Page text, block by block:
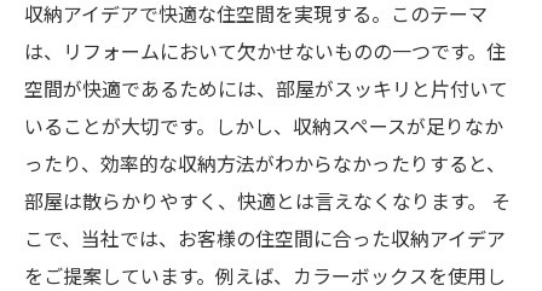
収納アイデアで快適な住空間を実現する。このテーマ
は、リフォームにおいて欠かせないものの一つです。住
空間が快適であるためには、部屋がスッキリと片付いて
いることが大切です。しかし、収納スペースが足りなか
ったり、効率的な収納方法がわからなかったりすると、
部屋は散らかりやすく、快適とは言えなくなります。 そ
こで、当社では、お客様の住空間に合った収納アイデア
をご提案しています。例えば、カラーボックスを使用し